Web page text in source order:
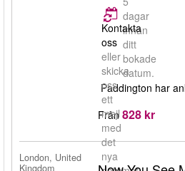
dagar
innan
ditt
bokade
datum.
Kontakta
oss
eller
skicka
oss
ett
mejl
med
det
nya
Paddington har
Från 828 kr
London, United
Kingdom